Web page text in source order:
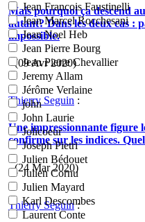
Jean Francois Faustinelli
Jean Marcel Rocchesani
Jean Noel Heb
Jean Pierre Bourg
Jean Pierre Chevallier
Jeremy Allam
Jérôme Verlaine
john
John Laurie
Jolicoeur
Joseph Pietri
Julien Bédouet
Julien Cornu
Julien Mayard
Karl Descombes
Laurent Conte
Mais pourquoi ça descend
autant? Dans les deux cas :
impossible.
- (09 Avr 2020)
Thierry Seguin :
Une impressionnante figure
confirme sur les indices.
- (24 Mar 2020)
Thierry Seguin: